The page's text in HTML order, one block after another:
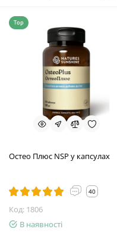
Top
Остео Плюс NSP у капсулах
40
Код: 1806
В наявності